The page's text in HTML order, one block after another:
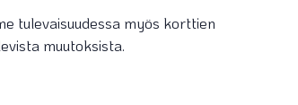
tulevaisuudessa myös korttien
muutoksista.